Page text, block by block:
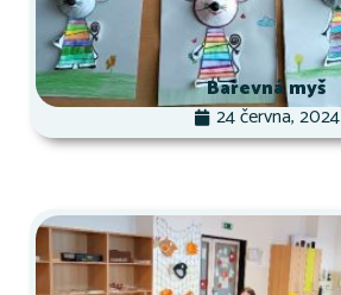
Barevná myš
24 června, 2024